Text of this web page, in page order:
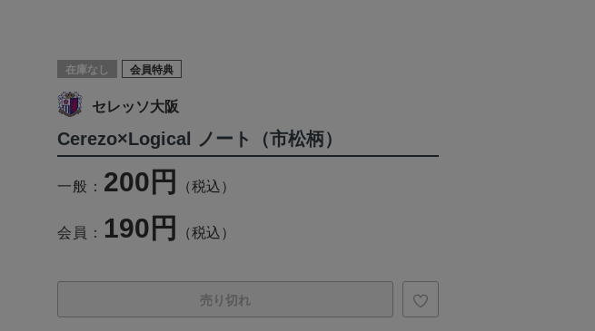
在庫なし 会員特典
セレッソ大阪
Cerezo×Logical ノート（市松柄）
一般： 200円 （税込）
会員： 190円 （税込）
売り切れ